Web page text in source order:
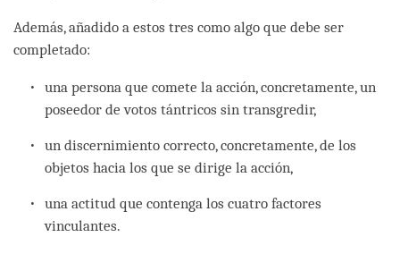
Además, añadido a estos tres como algo que debe ser
completado:
una persona que comete la acción, concretamente, un
poseedor de votos tántricos sin transgredir,
un discernimiento correcto, concretamente, de los
objetos hacia los que se dirige la acción,
una actitud que contenga los cuatro factores
vinculantes.